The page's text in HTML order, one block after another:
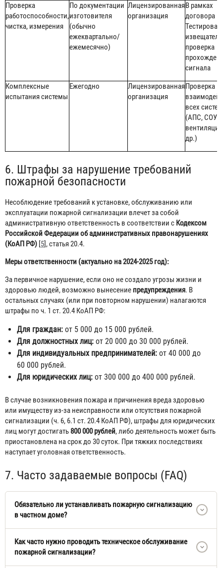
Проверка
работоспособности,
чистка, измерения
По документации
изготовителя
(обычно
ежеквартально/
ежемесячно)
Лицензированная
организация
В рамках
договора
проверка
сигнала
Комплексные
испытания системы
Ежегодно
Лицензированная
организация
Проверка
всех
(АПС,
др.)
6. Штрафы за нарушение требований
пожарной безопасности
Несоблюдение требований к установке, обслуживанию или
эксплуатации пожарной сигнализации влечет за собой
административную ответственность в соответствии с Кодексом
Российской Федерации об административных правонарушениях
(КоАП РФ) [5], статья 20.4.
Меры ответственности (актуально на 2024-2025 год):
За первичное нарушение, если оно не создало угрозы жизни и
здоровью людей, возможно вынесение предупреждения. В
остальных случаях (или при повторном нарушении) налагаются
штрафы по ч. 1 ст. 20.4 КоАП РФ:
Для граждан: от 5 000 до 15 000 рублей.
Для должностных лиц: от 20 000 до 30 000 рублей.
Для индивидуальных предпринимателей: от 40 000 до
60 000 рублей.
Для юридических лиц: от 300 000 до 400 000 рублей.
В случае возникновения пожара и причинения вреда здоровью
или имуществу из-за неисправности или отсутствия пожарной
сигнализации (ч. 6, 6.1 ст. 20.4 КоАП РФ), штрафы для юридических
лиц могут достигать800 000 рублей, либо деятельность может быть
приостановлена на срок до 30 суток. При тяжких последствиях
наступает уголовная ответственность.
7. Часто задаваемые вопросы (FAQ)
Обязательно ли устанавливать пожарную сигнализацию
в частном доме?
Как часто нужно проводить техническое обслуживание
пожарной сигнализации?